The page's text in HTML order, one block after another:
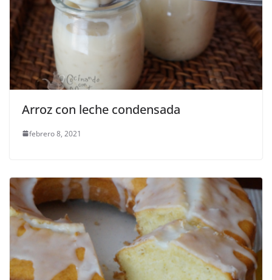
Arroz con leche condensada
febrero 8, 2021